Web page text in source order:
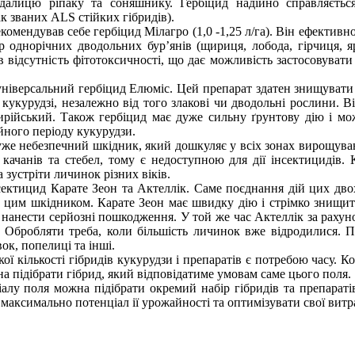
званих ALS стійких гібридів).
себе гербіцид Мілагро (1,0 -1,25 л/га). Він
однорічних дводольних бур’янів (щириця, лобода, гірчиця,
фітотоксичності, що дає можливість
гербіцид Елюміс. Цей препарат здатен
незалежно від того злакові чи дводольні рослини.
Також гербіцид має дуже сильну ґрунтову дію і
періоду кукурудзи.
небезпечний шкідник, який дошкуляє у всіх зонах
та стебел, тому є недоступною для дії інсектицидів.
личинок різних віків.
Карате Зеон та Актеллік. Саме поєднання дій цих
шкідником. Карате Зеон має швидку дію і стрімко
серйозні пошкодження. У той же час Актеллік за
треба, коли більшість личинок вже відродилися.
попелиці та інші.
гібридів кукурудзи і препаратів є потребою часу.
гібрид, який відповідатиме умовам саме цього поля.
поля можна підібрати окремий набір гібридів та
потенціал ії урожайності та оптимізувати свої